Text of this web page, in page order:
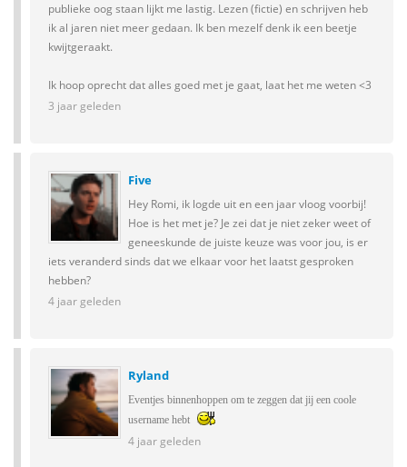
publieke oog staan lijkt me lastig. Lezen (fictie) en schrijven heb
ik al jaren niet meer gedaan. Ik ben mezelf denk ik een beetje
kwijtgeraakt.
Ik hoop oprecht dat alles goed met je gaat, laat het me weten <3
3 jaar geleden
Five
Hey Romi, ik logde uit en een jaar vloog voorbij!
Hoe is het met je? Je zei dat je niet zeker weet of
geneeskunde de juiste keuze was voor jou, is er
iets veranderd sinds dat we elkaar voor het laatst gesproken
hebben?
4 jaar geleden
Ryland
Eventjes binnenhoppen om te zeggen dat jij een coole
username hebt
4 jaar geleden